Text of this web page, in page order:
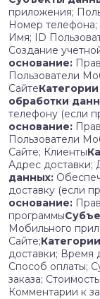
приложения;
Номер телефона;
Имя; ID
Создание
основание:
Пользователи
Сайте
обработки
телефону (если
основание:
Пользователи
Сайте; Клиенты
Адрес доставки;
данных:
доставку (если
основание:
программы
Мобильного
Сайте;
доставки; Время
Способ оплаты;
заказа;
Комментарии к